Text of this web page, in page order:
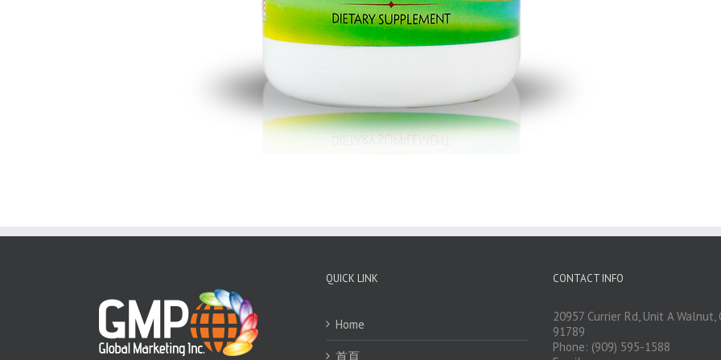
QUICK LINK
Home
首頁
CONTACT INFO
20957 Currier Rd, Unit A Walnut,
91789
Phone: (909) 595-1588